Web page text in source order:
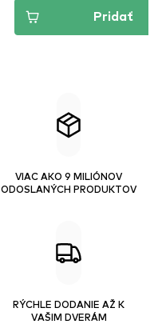
Pridať
VIAC AKO 9 MILIÓNOV
ODOSLANÝCH PRODUKTOV
RÝCHLE DODANIE AŽ K
VAŠIM DVERÁM